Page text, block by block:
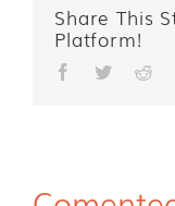
Share This
Platform!
Facebook
Twitter